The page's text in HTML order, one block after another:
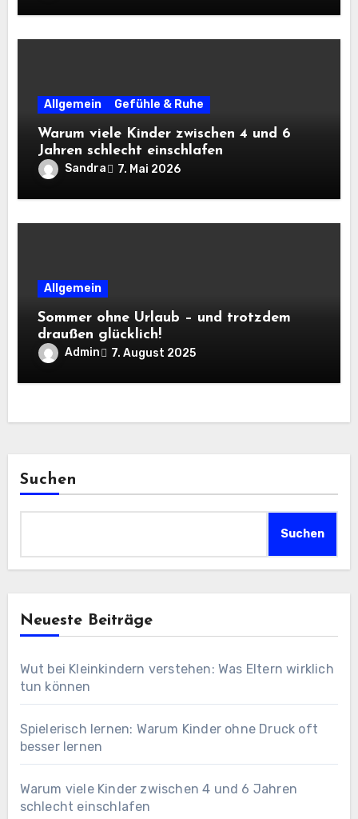
Allgemein Gefühle & Ruhe
Warum viele Kinder zwischen 4 und 6
Jahren schlecht einschlafen
Sandra 7. Mai 2026
Allgemein
Sommer ohne Urlaub – und trotzdem
draußen glücklich!
Admin 7. August 2025
Suchen
Suchen
Neueste Beiträge
Wut bei Kleinkindern verstehen: Was Eltern wirklich
tun können
Spielerisch lernen: Warum Kinder ohne Druck oft
besser lernen
Warum viele Kinder zwischen 4 und 6 Jahren
schlecht einschlafen